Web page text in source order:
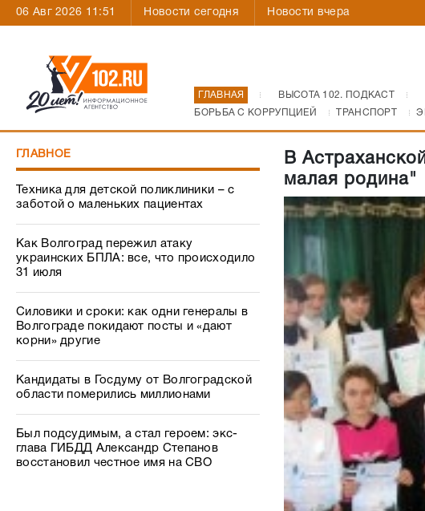
06 Авг 2026 11:51 Новости сегодня Новости вчера
ГЛАВНАЯ ВЫСОТА 102. ПОДКАСТ
БОРЬБА С КОРРУПЦИЕЙ
ТРАНСПОРТ
ГЛАВНОЕ
Техника для детской поликлиники – с
заботой о маленьких пациентах
Как Волгоград пережил атаку
украинских БПЛА: все, что происходило
31 июля
Силовики и сроки: как одни генералы в
Волгограде покидают посты и «дают
корни» другие
Кандидаты в Госдуму от Волгоградской
области померились миллионами
Был подсудимым, а стал героем: экс-
глава ГИБДД Александр Степанов
восстановил честное имя на СВО
В
малая родина"